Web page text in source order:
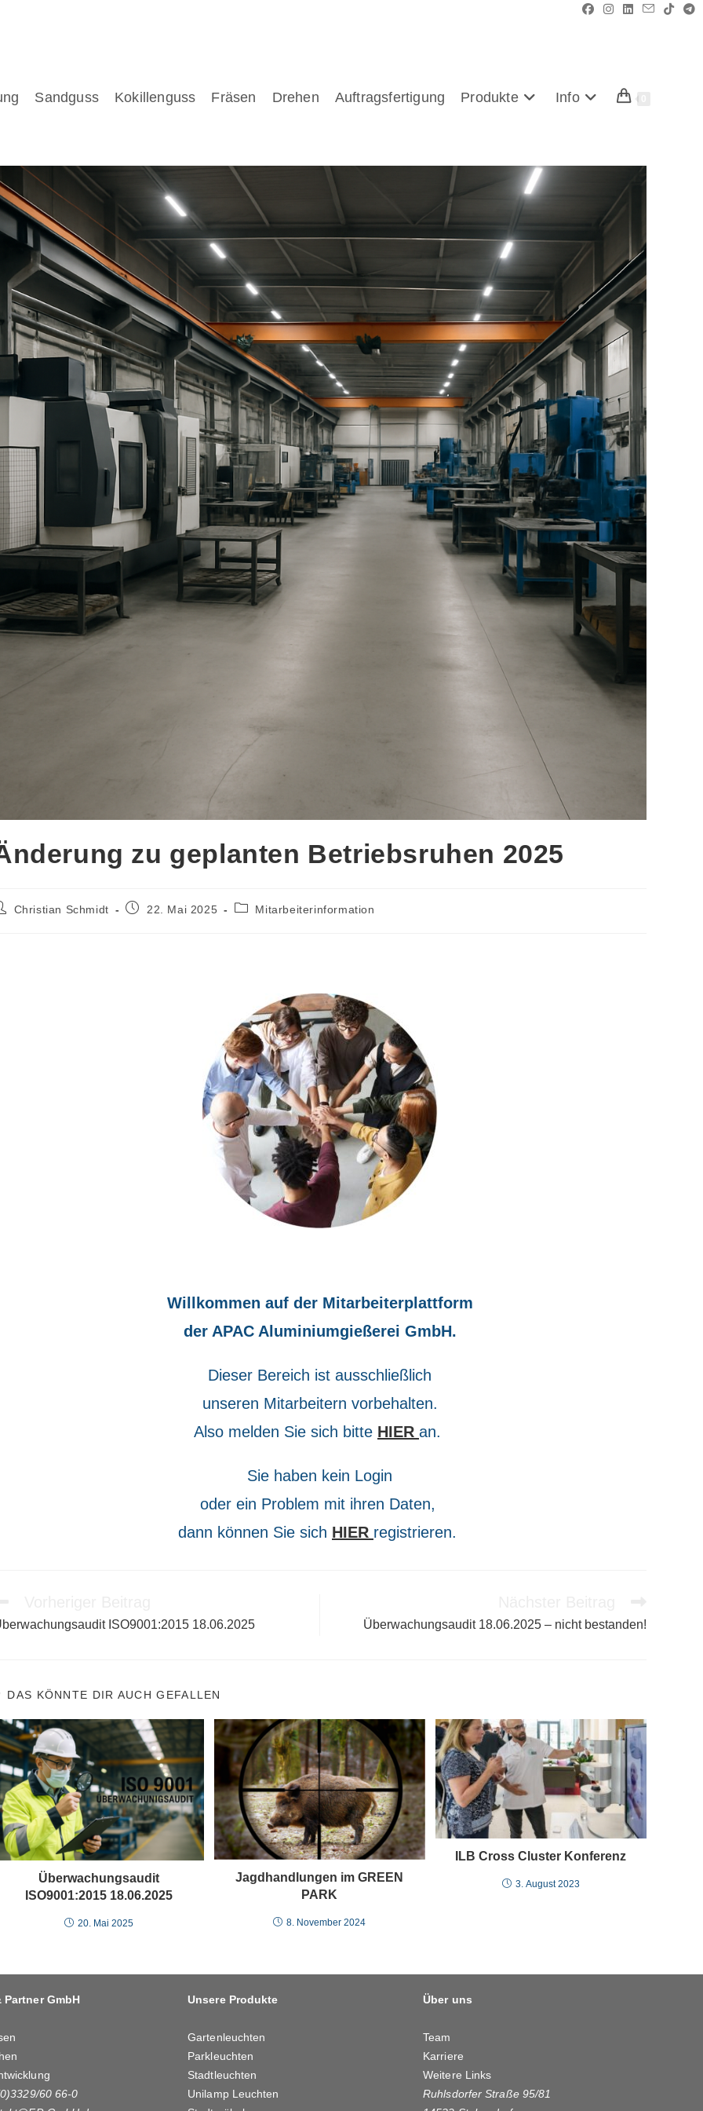
Sandguss Kokillenguss Fräsen Drehen Auftragsfertigung Produkte Info
zu geplanten Betriebsruhen 2025
Christian Schmidt
Beitrag22. Mai 2025
Beitrags-
Mitarbeiterinformation
Willkommen auf der Mitarbeiterplattform
der APAC Aluminiumgießerei GmbH.
Dieser Bereich ist ausschließlich
unseren Mitarbeitern vorbehalten.
Also melden Sie sich bitte HIER an.
Sie haben kein Login
oder ein Problem mit ihren Daten,
dann können Sie sich HIER registrieren.
ISO9001:2015 18.06.2025 Überwachungsaudit 18.06.2025 – nicht bestanden!
DAS KÖNNTE DIR AUCH GEFALLEN
Überwachungsaudit
ISO9001:2015 18.06.2025
20. Mai 2025
Jagdhandlungen im GREEN
PARK
8. November 2024
ILB Cross Cluster Konferenz
3. August 2023
Partner GmbH
60 66-0
Unsere Produkte
Gartenleuchten
Parkleuchten
Stadtleuchten
Unilamp Leuchten
Über uns
Team
Karriere
Weitere Links
Ruhlsdorfer Straße 95/81